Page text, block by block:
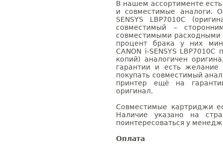
В нашем ассортименте
и совместимые аналоги.
SENSYS LBP7010C
совместимый –
совместимыми расходными
процент брака у них
CANON i-SENSYS
копий) аналогичен
гарантии и есть
покупать совместимый
принтер ещё на
оригинал.
Совместимые картриджи
Наличие указано на
поинтересоваться у
Оплата